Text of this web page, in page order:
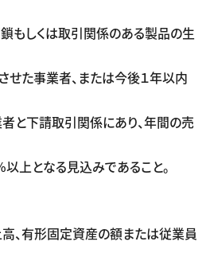
もしくは取引関係のある製品の生
せた事業者、または今後１年以内
と下請取引関係にあり、年間の売
上となる見込みであること。
、有形固定資産の額または従業員